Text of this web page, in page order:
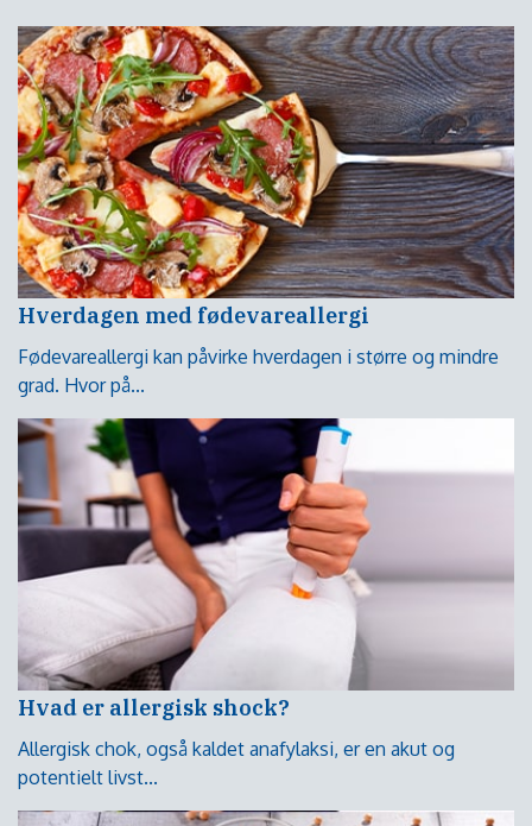
Hverdagen med fødevareallergi
Fødevareallergi kan påvirke hverdagen i større og mindre
grad. Hvor på...
Hvad er allergisk shock?
Allergisk chok, også kaldet anafylaksi, er en akut og
potentielt livst...